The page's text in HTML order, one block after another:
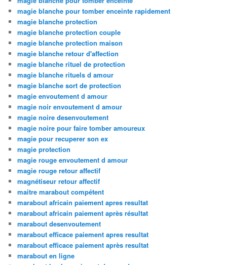
magie blanche pour tomber enceinte rapidement
magie blanche protection
magie blanche protection couple
magie blanche protection maison
magie blanche retour d'affection
magie blanche rituel de protection
magie blanche rituels d amour
magie blanche sort de protection
magie envoutement d amour
magie noir envoutement d amour
magie noire desenvoutement
magie noire pour faire tomber amoureux
magie pour recuperer son ex
magie protection
magie rouge envoutement d amour
magie rouge retour affectif
magnétiseur retour affectif
maitre marabout compétent
marabout africain paiement apres resultat
marabout africain paiement après résultat
marabout desenvoutement
marabout efficace paiement apres resultat
marabout efficace paiement après resultat
marabout en ligne